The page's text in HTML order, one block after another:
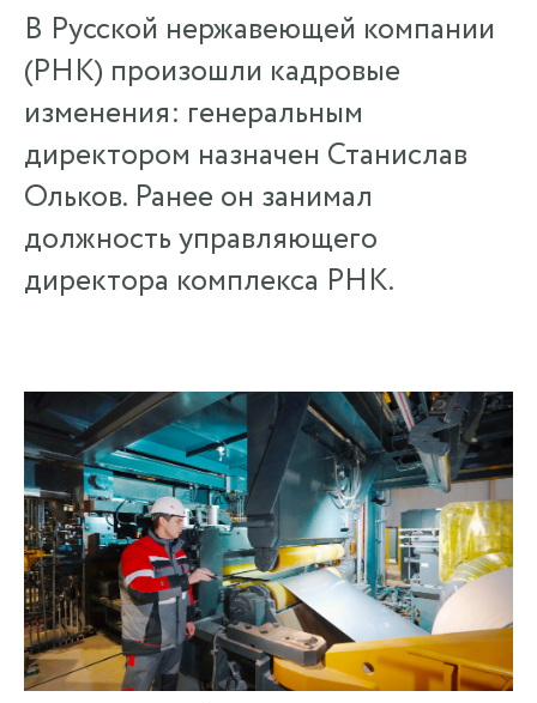
В Русской нержавеющей компании
(РНК) произошли кадровые
изменения: генеральным
директором назначен Станислав
Ольков. Ранее он занимал
должность управляющего
директора комплекса РНК.